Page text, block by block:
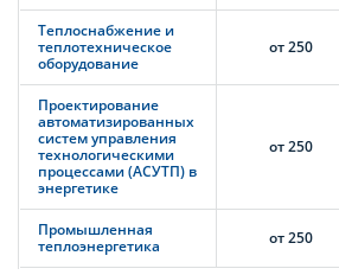
Теплоснабжение и
теплотехническое
оборудование
от 250
Проектирование
автоматизированных
систем управления
технологическими
процессами (АСУТП) в
энергетике
от 250
Промышленная
теплоэнергетика
от 250